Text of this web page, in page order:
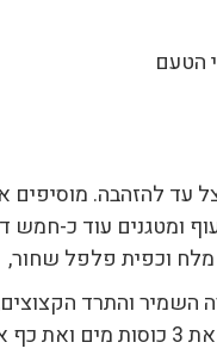
הטעם
עד להזהבה. מוסיפים
ומטגנים עוד כ-חמש
וכפית פלפל שחור,
כוסות האורז השטוף, את 3 כוסות